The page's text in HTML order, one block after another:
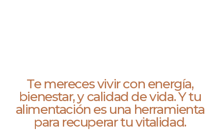
Te mereces vivir con energía,
bienestar, y calidad de vida. Y tu
alimentación es una herramienta
para recuperar tu vitalidad.